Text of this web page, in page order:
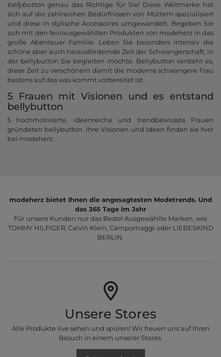
bellybutton genau das Richtige für Sie! Diese Weltmarke hat
sich auf die zahlreichen Bedürfnissen von Müttern spezialisiert
und diese in stylische Accessoires umgewandelt. Begeben Sie
sich mit den feinausgewählten Produkten von modeherz in das
große Abenteuer Familie. Leben Sie besonders intensiv die
schöne aber auch herausfordernde Zeit der Schwangerschaft, in
der bellybutton Sie begleiten möchte. Bellybutton versteht es,
diese Zeit zu verschönern damit die moderne schwangere Frau
bestens auf das was kommt vorbereitet ist.
5 Frauen mit Visionen und es entstand
bellybutton
5 hochmotivierte, ideenreiche und trendbewusste Frauen
gründeten bellybutton. Ihre Visionen und Ideen finden sie hier
bei modeherz.
modeherz bietet Ihnen die angesagtesten Modetrends. Und
das 365 Tage im Jahr
Für unsere Kunden nur das Beste! Ausgewählte Marken, wie
TOMMY HILFIGER, Calvin Klein, Campomaggi oder LIEBESKIND
BERLIN.
Unsere Stores
Alle Produkte live sehen und spüren! Wir freuen uns auf Ihren
Besuch in einem unserer Stores.